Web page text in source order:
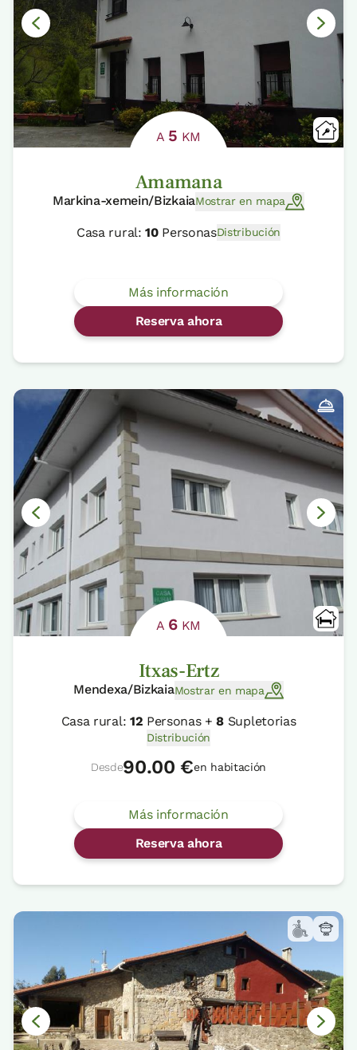
A 5 KM
Amamana
Markina-xemein/BizkaiaMostrar en mapa
Casa rural:10PersonasDistribución
Más información
Reserva ahora
A 6 KM
Itxas-Ertz
Mendexa/BizkaiaMostrar en mapa
Casa rural: 12 Personas +8 Supletorias
Distribución
Desde90.00 €en habitación
Más información
Reserva ahora